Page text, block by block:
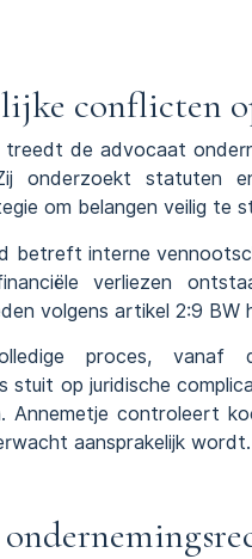
conflicten
de advocaat
statuten en
om belangen veilig te
betreft interne
verliezen
volgens artikel 2:9 BW
proces, vanaf
stuit op juridische
Annemetje controleert
aansprakelijk wordt.